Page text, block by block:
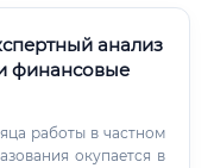
анализ
финансовые
работы в частном
окупается в